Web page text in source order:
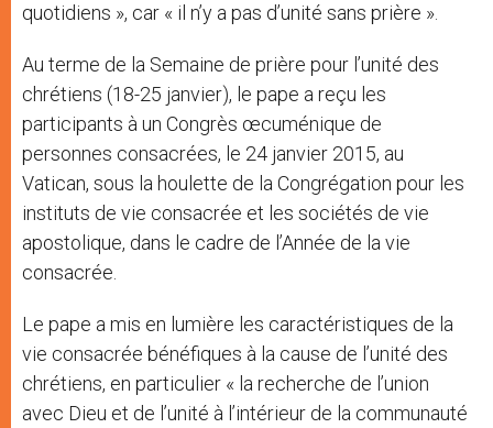
quotidiens », car « il n’y a pas d’unité sans prière ».
Au terme de la Semaine de prière pour l’unité des
chrétiens (18-25 janvier), le pape a reçu les
participants à un Congrès œcuménique de
personnes consacrées, le 24 janvier 2015, au
Vatican, sous la houlette de la Congrégation pour les
instituts de vie consacrée et les sociétés de vie
apostolique, dans le cadre de l’Année de la vie
consacrée.
Le pape a mis en lumière les caractéristiques de la
vie consacrée bénéfiques à la cause de l’unité des
chrétiens, en particulier « la recherche de l’union
avec Dieu et de l’unité à l’intérieur de la communauté